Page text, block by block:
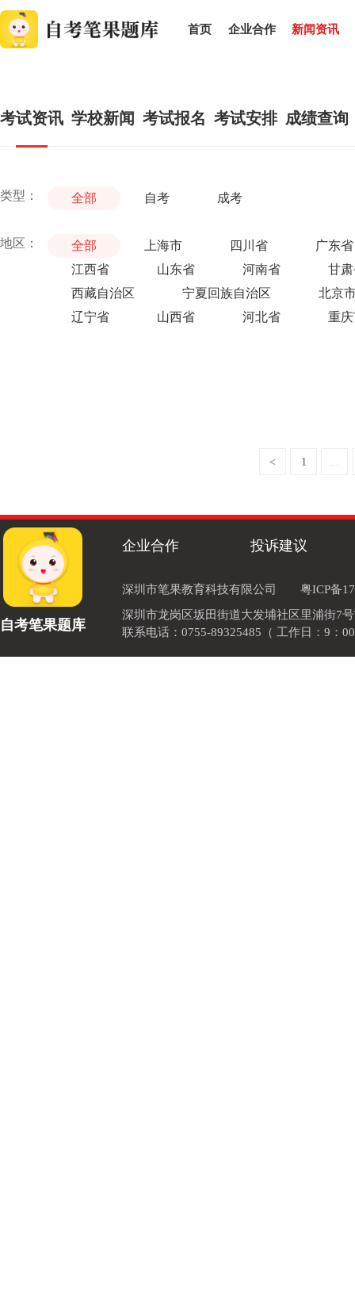
首页 企业合作 新闻资讯
考试资讯 学校新闻 考试报名 考试安排 成绩查询
类型： 全部 自考 成考
地区： 全部 上海市 四川省
广东省
江西省
山东省 河南省
甘
西藏自治区
宁夏回族自治区
北京
辽宁省
山西省 河北省 重
< 1 ...
自考笔果题库
企业合作 投诉建议
深圳市笔果教育科技有限公司
粤ICP备
深圳市龙岗区坂田街道大发埔社区里浦街7
联系电话：0755-89325485（ 工作日：9：